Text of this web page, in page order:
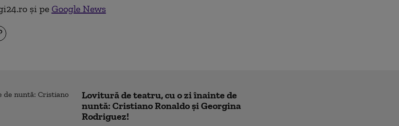
și pe Google News
Lovitură de teatru, cu o zi înainte de
nuntă: Cristiano Ronaldo și Georgina
Rodriguez!